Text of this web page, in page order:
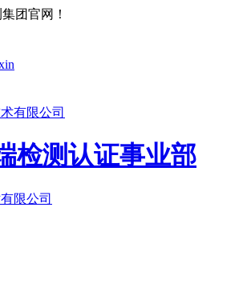
团官网！
检测认证事业部
限公司